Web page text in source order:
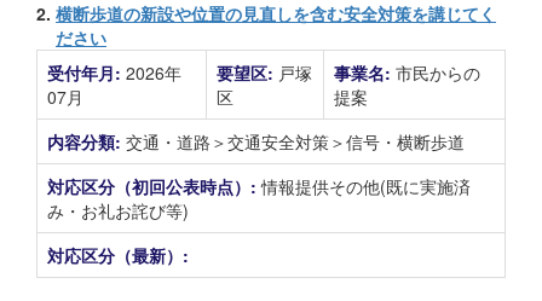
2. 横断歩道の新設や位置の見直しを含む安全対策を講じてく
ださい
受付年月: 2026年
07月
要望区: 戸塚
区
事業名: 市民からの
提案
内容分類: 交通・道路＞交通安全対策＞信号・横断歩道
対応区分（初回公表時点）:情報提供その他(既に実施済
み・お礼お詫び等)
対応区分（最新）: